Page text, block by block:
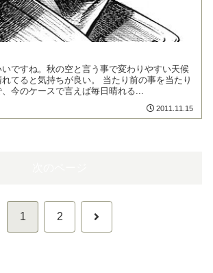
ですね。秋の空と言う事で変わりやすい天候
てると気持ちが良い。 当たり前の事を当たり
今のケースで言えば毎日晴れる...
2011.11.15
1 2 次